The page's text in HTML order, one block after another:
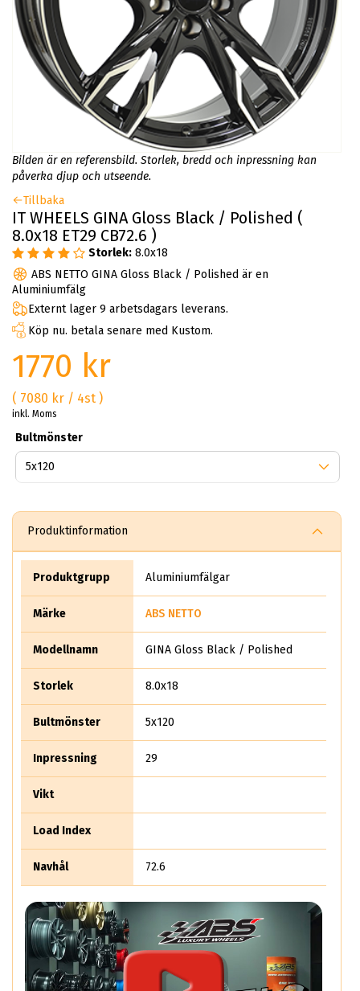
Bilden är en referensbild. Storlek, bredd och inpressning kan
påverka djup och utseende.
Tillbaka
IT WHEELS GINA Gloss Black / Polished (
8.0x18 ET29 CB72.6 )
Storlek: 8.0x18
ABS NETTO GINA Gloss Black / Polished är en
Aluminiumfälg
Externt lager 9 arbetsdagars leverans.
Köp nu. betala senare med Kustom.
1770 kr
( 7080 kr / 4st )
inkl. Moms
Bultmönster
Produktinformation
Produktgrupp Aluminiumfälgar
Märke ABS NETTO
Modellnamn GINA Gloss Black / Polished
Storlek 8.0x18
Bultmönster 5x120
Inpressning 29
Vikt
Load Index
Navhål 72.6